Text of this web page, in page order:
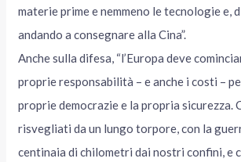
materie prime e nemmeno le tecnologie e,
andando a consegnare alla Cina”.
Anche sulla difesa, “l’Europa deve
proprie responsabilità – e anche i costi –
proprie democrazie e la propria sicurezza.
risvegliati da un lungo torpore, con la
centinaia di chilometri dai nostri confini, e